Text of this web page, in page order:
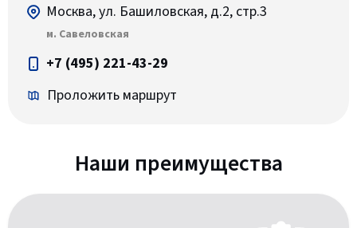
Москва, ул. Башиловская, д.2, стр.3
м. Савеловская
+7 (495) 221-43-29
Проложить маршрут
Наши преимущества